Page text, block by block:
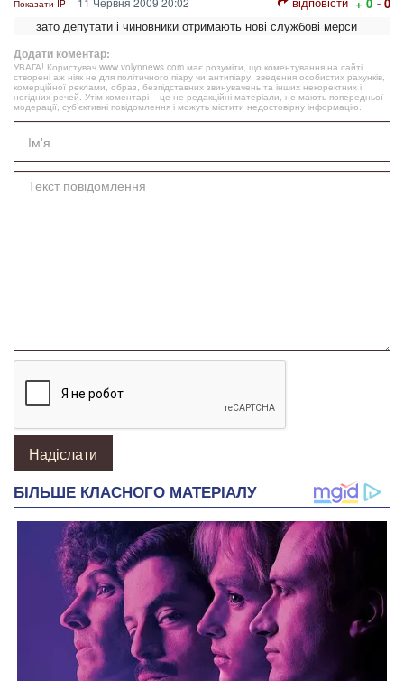
Показати IP + 0 - 0
зато депутати і чиновники отримають нові службові мерси
Додати коментар:
УВАГА! Користувач www.volynnews.com має розуміти, що коментування на сайті
створені аж ніяк не для політичного піару чи антипіару, зведення особистих рахунків,
комерційної реклами, образ, безпідставних звинувачень та інших некоректних і
негідних речей. Утім коментарі – це не редакційні матеріали, не мають попередньої
модерації, суб’єктивні повідомлення і можуть містити недостовірну інформацію.